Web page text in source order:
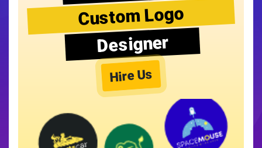
Custom Logo
Designer
Hire Us